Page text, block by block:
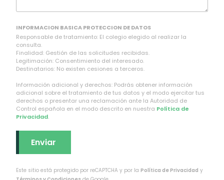
INFORMACION BASICA PROTECCION DE DATOS
Responsable de tratamiento: El colegio elegido al realizar la
consulta.
Finalidad: Gestión de las solicitudes recibidas.
Legitimación: Consentimiento del interesado.
Destinatarios: No existen cesiones a terceros.
Información adicional y derechos: Podrás obtener información
adicional sobre el tratamiento de tus datos y el modo ejercitar tus
derechos o presentar una reclamación ante la Autoridad de
Control española en el modo descrito en nuestra Política de
Privacidad.
Este sitio está protegido por reCAPTCHA y por la Política de Privacidad y